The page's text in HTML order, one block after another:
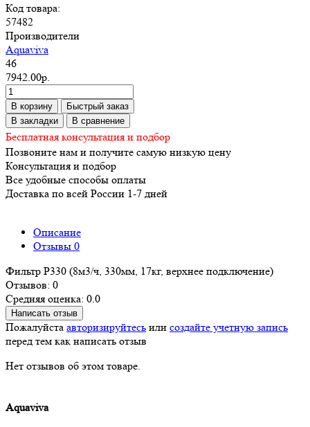
Код товара:
57482
Производители
Aquaviva
46
7942.00р.
В корзину
Быстрый заказ
В закладки
В сравнение
Бесплатная консультация и подбор
Позвоните нам и получите самую низкую цену
Консультация и подбор
Все удобные способы оплаты
Доставка по всей России 1-7 дней
Описание
Отзывы 0
Фильтр P330 (8м3/ч, 330мм, 17кг, верхнее подключение)
Отзывов: 0
Средняя оценка: 0.0
Написать отзыв
Пожалуйста авторизируйтесь или создайте учетную запись
перед тем как написать отзыв
Нет отзывов об этом товаре.
Aquaviva